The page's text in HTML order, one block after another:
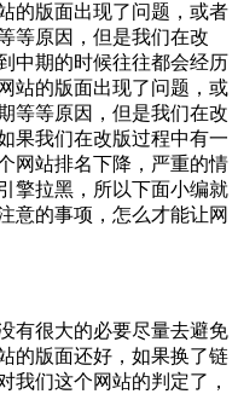
的版面出现了问题，或者
等原因，但是我们在改
期的时候往往都会经历
站的版面出现了问题，或
等等原因，但是我们在改
果我们在改版过程中有一
网站排名下降，严重的情
擎拉黑，所以下面小编就
意的事项，怎么才能让网
很大的必要尽量去避免
的版面还好，如果换了链
我们这个网站的判定了，